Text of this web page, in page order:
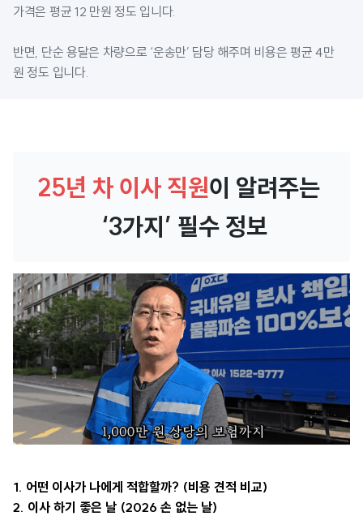
가격은 평균 12 만원 정도 입니다.
반면, 단순 용달은 차량으로 ‘운송만’ 담당 해주며 비용은 평균 4만
원 정도 입니다.
25년 차 이사 직원이 알려주는
‘3가지’ 필수 정보
1. 어떤 이사가 나에게 적합할까? (비용 견적 비교)
2. 이사 하기 좋은 날 (2026 손 없는 날)